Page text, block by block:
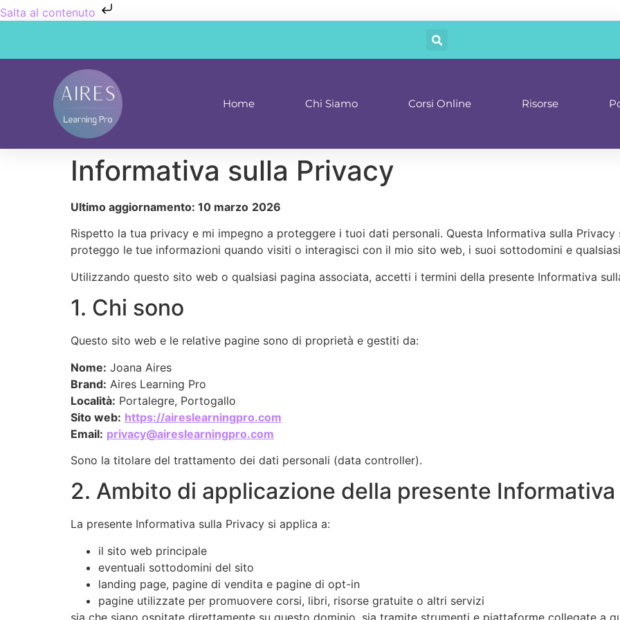
Salta al contenuto
Home Chi Siamo Corsi Online Risorse
Informativa sulla Privacy
Ultimo aggiornamento: 10 marzo 2026
Rispetto la tua privacy e mi impegno a proteggere i tuoi dati personali. Questa Informativa sulla
proteggo le tue informazioni quando visiti o interagisci con il mio sito web, i suoi sottodomini e
Utilizzando questo sito web o qualsiasi pagina associata, accetti i termini della presente Informativa
1. Chi sono
Questo sito web e le relative pagine sono di proprietà e gestiti da:
Nome: Joana Aires
Brand: Aires Learning Pro
Località: Portalegre, Portogallo
Sito web: https://aireslearningpro.com
Email: privacy@aireslearningpro.com
Sono la titolare del trattamento dei dati personali (data controller).
2. Ambito di applicazione della presente Informativa
La presente Informativa sulla Privacy si applica a:
il sito web principale
eventuali sottodomini del sito
landing page, pagine di vendita e pagine di opt-in
pagine utilizzate per promuovere corsi, libri, risorse gratuite o altri servizi
sia che siano ospitate direttamente su questo dominio, sia tramite strumenti e piattaforme collegate a